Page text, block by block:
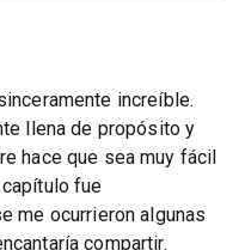
increíble.
llena de propósito y
hace que sea muy fácil
fue
me ocurrieron algunas
compartir.